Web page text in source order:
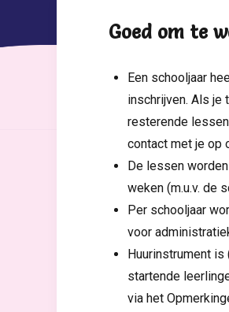
Goed om te
Een schooljaar
inschrijven. Als je
resterende
contact met je op
De lessen
weken (m.u.v. de
Per schooljaar
voor
Huurinstrument
startende
via het